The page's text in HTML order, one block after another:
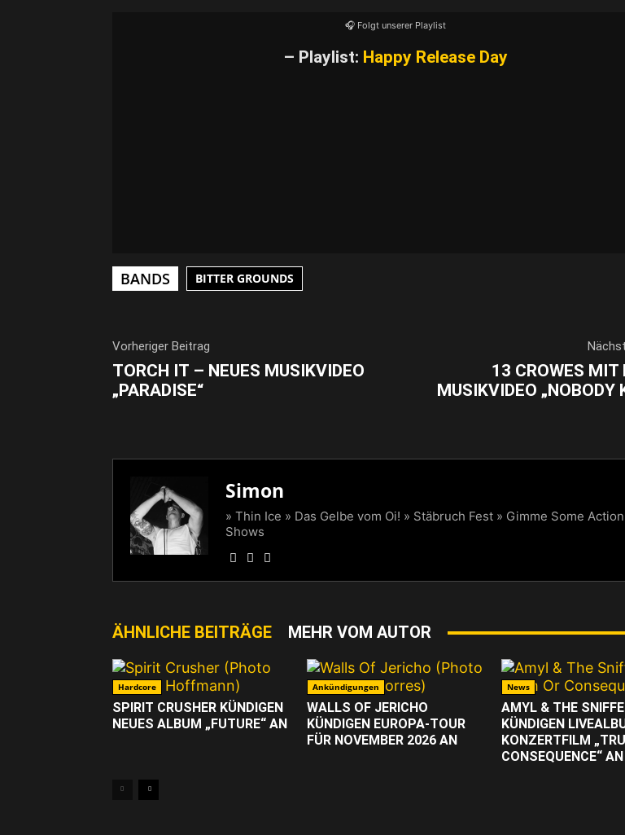
VIDEO LADEN
🎧 Folgt unserer Playlist
– Playlist: Happy Release Day
BANDS BITTER GROUNDS
Vorheriger Beitrag
TORCH IT – NEUES MUSIKVIDEO
„PARADISE“
13 CROWES MIT
MUSIKVIDEO „NOBODY
Simon
» Thin Ice » Das Gelbe vom Oi! » Stäbruch Fest » Gimme Some Action
Shows
ÄHNLICHE BEITRÄGE MEHR VOM AUTOR
Hardcore
SPIRIT CRUSHER KÜNDIGEN
NEUES ALBUM „FUTURE“ AN
Ankündigungen
WALLS OF JERICHO
KÜNDIGEN EUROPA-TOUR
FÜR NOVEMBER 2026 AN
News
AMYL & THE
KÜNDIGEN
KONZERTFILM
CONSEQUENCE“ AN